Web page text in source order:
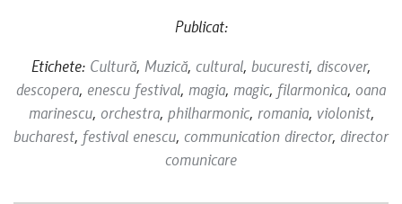
Publicat:
Etichete: Cultură, Muzică, cultural, bucuresti, discover,
descopera, enescu festival, magia, magic, filarmonica, oana
marinescu, orchestra, philharmonic, romania, violonist,
bucharest, festival enescu, communication director, director
comunicare